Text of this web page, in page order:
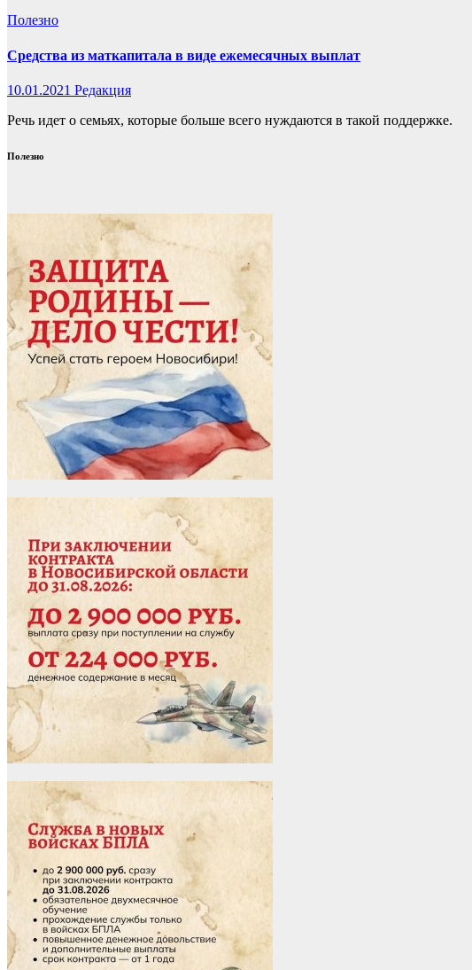
Полезно
Средства из маткапитала в виде ежемесячных выплат
10.01.2021 Редакция
Речь идет о семьях, которые больше всего нуждаются в такой поддержке.
Полезно